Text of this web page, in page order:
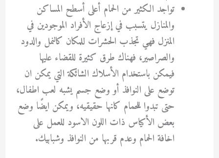
تواجد الكثير من الحمام أعلى أسطح المساكن
والمنازل يتسبب في إزعاج الأفراد الموجودين في
المنزل فهي تجذب الحشرات للمكان كالنمل والدود
والصراصير، فهناك طرق كثيرة للقضاء عليها
فيمكن باستخدام الأسلاك الشائكة التي يمكن ان
توضع على النوافذ أو وضع جسم يشبه لعب اطفال،
حتى تبدوا للحمام كانها حقيقيه، ويمكن ايضًا وضع
بعض الأكياس ذات اللون الاسود للعمل على
اخافة الحمام وعدم قربها من النوافذ وشبابيك.